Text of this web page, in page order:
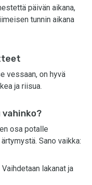
päivän aikana,
tunnin aikana
vessaan, on hyvä
ja riisua.
osa potalle
Sano vaikka:
lakanat ja